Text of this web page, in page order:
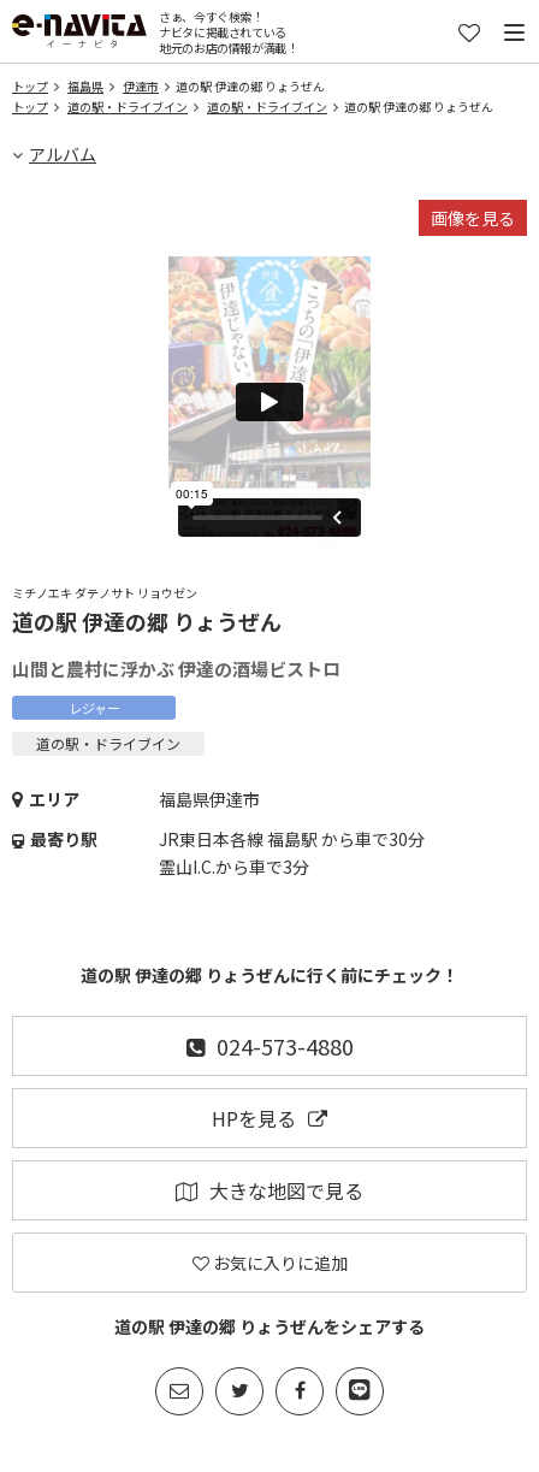
さぁ、今すぐ検索！
ナビタに掲載されている
地元のお店の情報が満載！
トップ 福島県 伊達市
道の駅 伊達の郷 りょうぜん
トップ
道の駅・ドライブイン 道の駅・ドライブイン 道の駅 伊達の郷 りょうぜん
アルバム
ミチノエキ ダテノサト リョウゼン
道の駅 伊達の郷 りょうぜん
山間と農村に浮かぶ 伊達の酒場ビストロ
レジャー
道の駅・ドライブイン
エリア
福島県伊達市
最寄り駅
JR東日本各線 福島駅 から車で30分
霊山I.C.から車で3分
道の駅 伊達の郷 りょうぜんに行く前にチェック！
024-573-4880
HPを見る
大きな地図で見る
お気に入りに追加
道の駅 伊達の郷 りょうぜんをシェアする
画像を見る